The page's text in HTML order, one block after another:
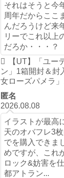
それはそうと今
周年だからここ
んだろうけど来
リーでこれ以上
だろか・・・？
【UT】「ユー
ン」1箱開封＆封
女ローズパメラ
匿名
2026.08.08
イラストが最高
天のオバフレ3
でを購入できま
めですが、これ
ロック&妨害を
都アトラン...